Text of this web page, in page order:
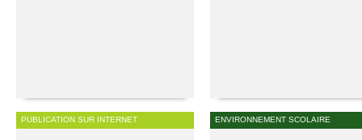
PUBLICATION SUR INTERNET ENVIRONNEMENT SCOLAIRE